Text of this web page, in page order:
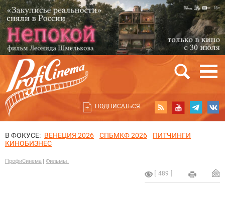
ПОДПИСАТЬСЯ
В ФОКУСЕ: ВЕНЕЦИЯ 2026 СПБМКФ 2026
ПИТЧИНГИ
КИНОБИЗНЕС
ПрофиСинема Фильмы.
489